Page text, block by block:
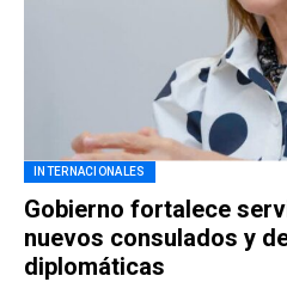
INTERNACIONALES
Gobierno fortalece
nuevos consulados y
diplomáticas